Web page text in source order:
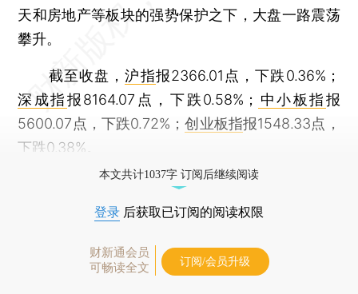
天和房地产等板块的强势保护之下，大盘一路震荡
攀升。
截至收盘，沪指报2366.01点，下跌0.36%；
深成指报8164.07点，下跌0.58%； 中小板指报
5600.07点，下跌0.72%；创业板指报1548.33点，
下跌0.38%。
本文共计1037字 订阅后继续阅读
登录 后获取已订阅的阅读权限
财新通会员
可畅读全文
订阅/会员升级